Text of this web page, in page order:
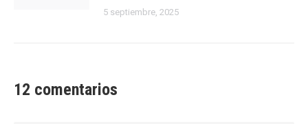
5 septiembre, 2025
12 comentarios